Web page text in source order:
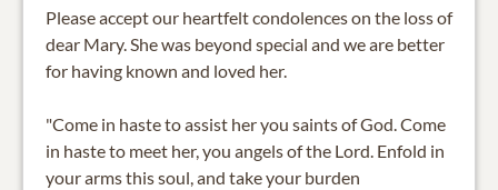
Please accept our heartfelt condolences on the loss of
dear Mary. She was beyond special and we are better
for having known and loved her.
"Come in haste to assist her you saints of God. Come
in haste to meet her, you angels of the Lord. Enfold in
your arms this soul, and take your burden